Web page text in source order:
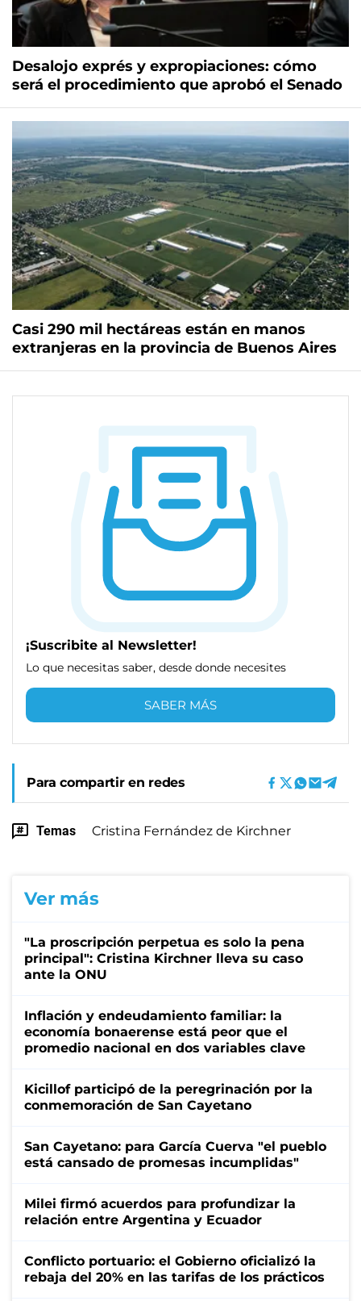
Desalojo exprés y expropiaciones: cómo
será el procedimiento que aprobó el Senado
Casi 290 mil hectáreas están en manos
extranjeras en la provincia de Buenos Aires
¡Suscribite al Newsletter!
Lo que necesitas saber, desde donde necesites
SABER MÁS
Para compartir en redes
Temas Cristina Fernández de Kirchner
Ver más
"La proscripción perpetua es solo la pena
principal": Cristina Kirchner lleva su caso
ante la ONU
Inflación y endeudamiento familiar: la
economía bonaerense está peor que el
promedio nacional en dos variables clave
Kicillof participó de la peregrinación por la
conmemoración de San Cayetano
San Cayetano: para García Cuerva "el pueblo
está cansado de promesas incumplidas"
Milei firmó acuerdos para profundizar la
relación entre Argentina y Ecuador
Conflicto portuario: el Gobierno oficializó la
rebaja del 20% en las tarifas de los prácticos